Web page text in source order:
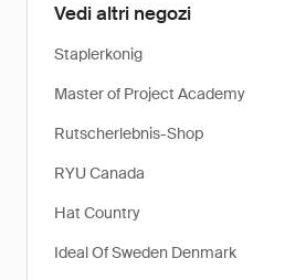
Vedi altri negozi
Staplerkonig
Master of Project Academy
Rutscherlebnis-Shop
RYU Canada
Hat Country
Ideal Of Sweden Denmark